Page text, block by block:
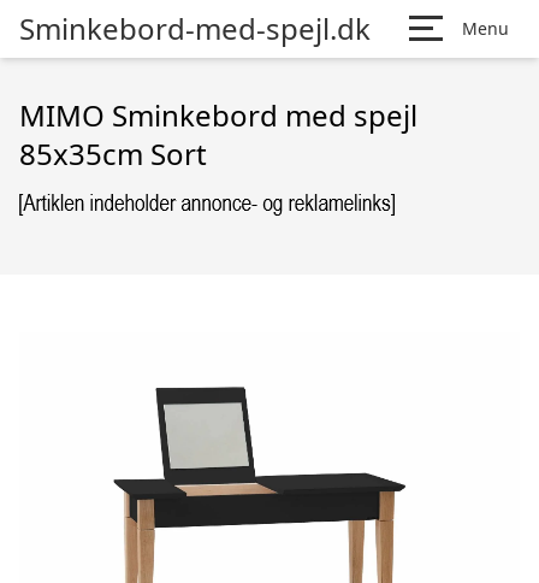
Sminkebord-med-spejl.dk Menu
MIMO Sminkebord med spejl
85x35cm Sort